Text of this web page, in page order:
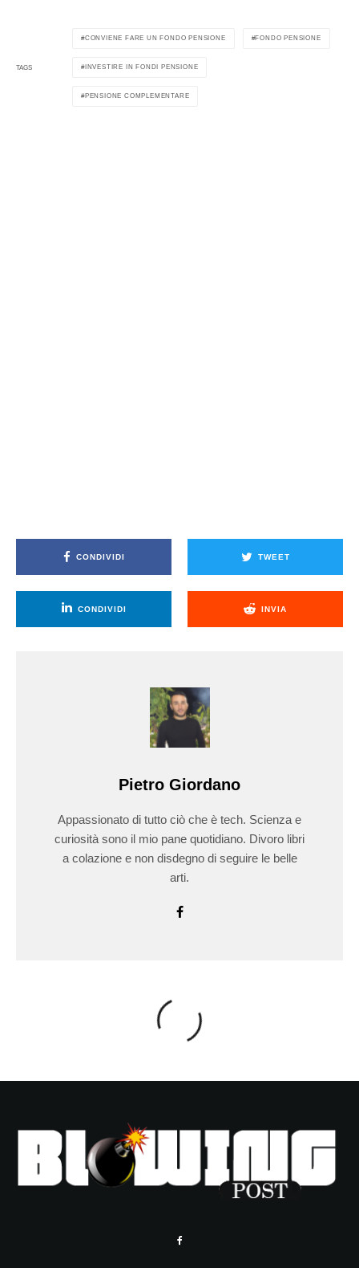
TAGS
CONVIENE FARE UN FONDO PENSIONE FONDO PENSIONE
INVESTIRE IN FONDI PENSIONE
PENSIONE COMPLEMENTARE
CONDIVIDI TWEET
CONDIVIDI INVIA
Pietro Giordano
Appassionato di tutto ciò che è tech. Scienza e
curiosità sono il mio pane quotidiano. Divoro libri
a colazione e non disdegno di seguire le belle
arti.